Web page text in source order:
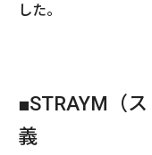
した。
■STRAYM（
義